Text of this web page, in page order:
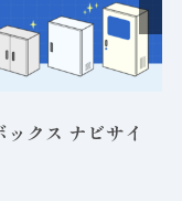
クス ナビサイ